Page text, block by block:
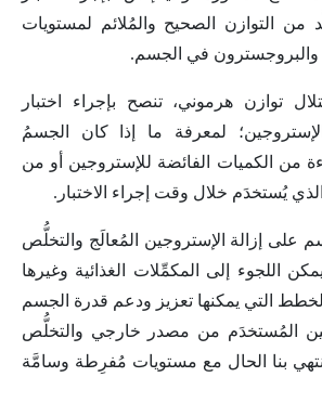
من التوازن الصحيح والمُلائم لمستويات
والبروجسترون في الجسم.
توازن هرموني، تنصح بإجراء اختبار
لمعرفة ما إذا كان الجسمُ
من الكميات الفائضة للإستروجين أو من
يُستخدَم خلال وقت إجراء الاختبار.
على إزالة الإستروجين المُعالَج والتخلُّص
اللجوء إلى المكمِّلات الغذائية وغيرها
التي يمكنها تعزيز ودعم قدرة الجسم
المُستخدَم من مصدر خارجي والتخلُّص
بنا الحال مع مستويات مُفرِطة وسامَّة